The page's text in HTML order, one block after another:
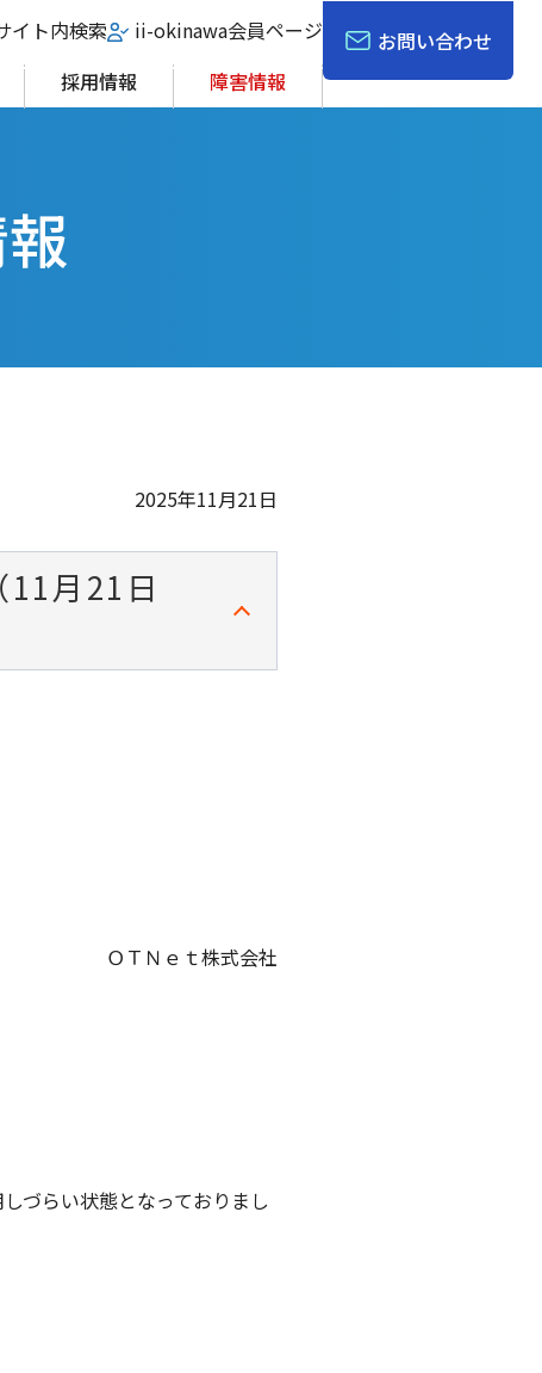
イト内検索
ii-okinawa会員ページ
採用情報 障害情報
お問い合わせ
2025年11月21日
11月21日
ＯＴＮｅｔ株式会社
づらい状態となっておりまし